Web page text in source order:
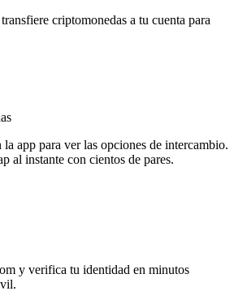
criptomonedas a tu cuenta para
app para ver las opciones de intercambio.
al instante con cientos de pares.
y verifica tu identidad en minutos